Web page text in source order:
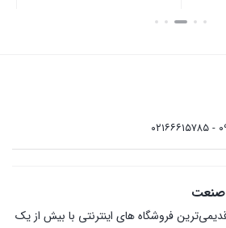
بستن
صنعت
فروشگاه های اینترنتی با بیش از یک